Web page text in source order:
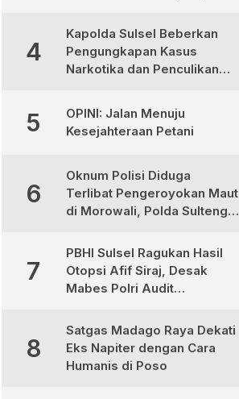
4
Kapolda Sulsel Beberkan
Pengungkapan Kasus
Narkotika dan Penculikan
5
OPINI: Jalan Menuju
Kesejahteraan Petani
6
Oknum Polisi Diduga
Terlibat Pengeroyokan Maut
di Morowali, Polda Sulteng
7
PBHI Sulsel Ragukan Hasil
Otopsi Afif Siraj, Desak
Mabes Polri Audit
8
Satgas Madago Raya Dekati
Eks Napiter dengan Cara
Humanis di Poso